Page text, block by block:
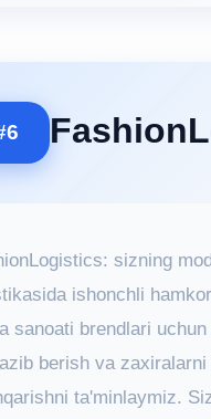
sizning
ishonchli
sanoati brendlari
berish va zaxiralarni
ta'minlaymiz.